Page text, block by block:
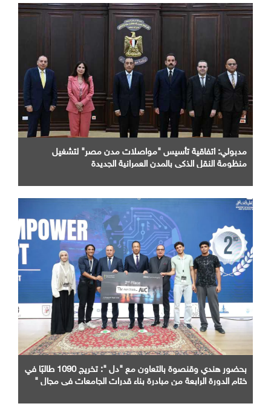
مدبولي: اتفاقية تأسيس "مواصلات مدن مصر" لتشغيل
منظومة النقل الذكي بالمدن العمرانية الجديدة
بحضور هندي وقنصوة بالتعاون مع "دل ": تخريج 1090 طالبًا في
ختام الدورة الرابعة من مبادرة بناء قدرات الجامعات في مجال "